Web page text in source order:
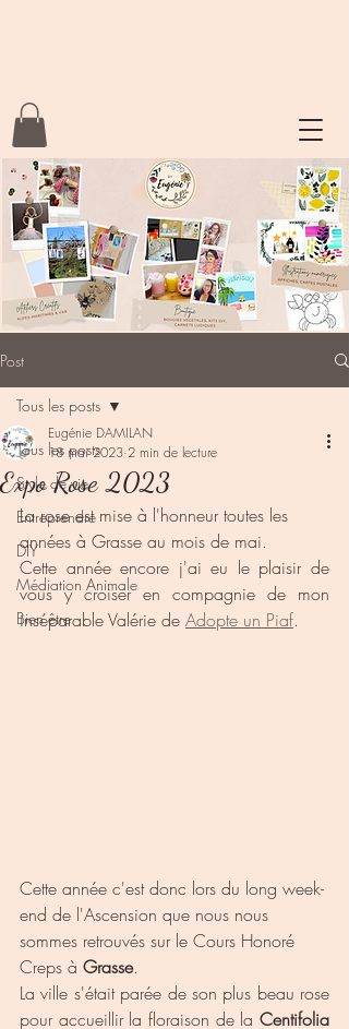
Post
Tous les posts
Style de vie
Entreprendre
DIY
Médiation Animale
Bien être
Tous les posts
Expo Rose 2023
Eugénie DAMILAN
18 mai 2023 2 min de lecture
La rose est mise à l'honneur toutes les
années à Grasse au mois de mai.
Cette année encore j'ai eu le plaisir de
vous y croiser en compagnie de mon
inséparable Valérie de Adopte un Piaf.
Cette année c'est donc lors du long week-
end de l'Ascension que nous nous
sommes retrouvés sur le Cours Honoré
Creps à Grasse.
La ville s'était parée de son plus beau rose
pour accueillir la floraison de la Centifolia